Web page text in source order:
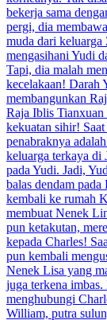
bekerja sama
pergi, dia
muda dari
mengasihani Yudi
Tapi, dia malah
kecelakaan! Darah
membangunkan
Raja Iblis Tianxuan
kekuatan sihir!
penabraknya
keluarga terkaya di
pada Yudi. Jadi,
balas dendam
kembali ke rumah
membuat Nenek
pun ketakutan,
kepada Charles!
pun kembali
Nenek Lisa yang
juga terkena
menghubungi
William, putra